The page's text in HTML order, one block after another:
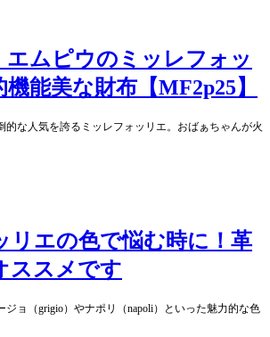
エムピウのミッレフォッ
能美な財布【MF2p25】
的な人気を誇るミッレフォッリエ。おばぁちゃんが火
リエの色で悩む時に！革
ススメです
ジョ（grigio）やナポリ（napoli）といった魅力的な色